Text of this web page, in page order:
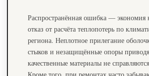
Распространённая ошибка — экономия
отказ от расчёта теплопотерь по
региона. Неплотное прилегание
стыков и незащищённые опоры
качественные материалы не
Кроме того, при ремонтах часто